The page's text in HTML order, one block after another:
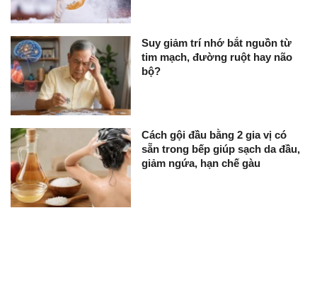
Suy giảm trí nhớ bắt nguồn từ
tim mạch, đường ruột hay não
bộ?
Cách gội đầu bằng 2 gia vị có
sẵn trong bếp giúp sạch da đầu,
giảm ngứa, hạn chế gàu